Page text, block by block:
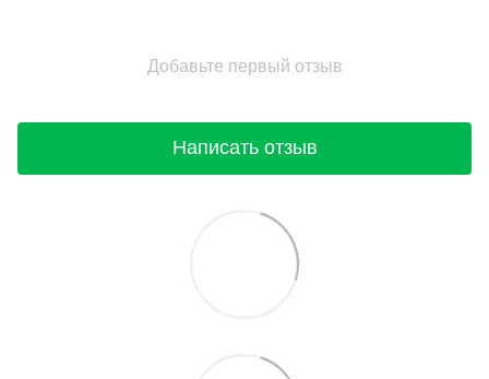
Добавьте первый отзыв
Написать отзыв